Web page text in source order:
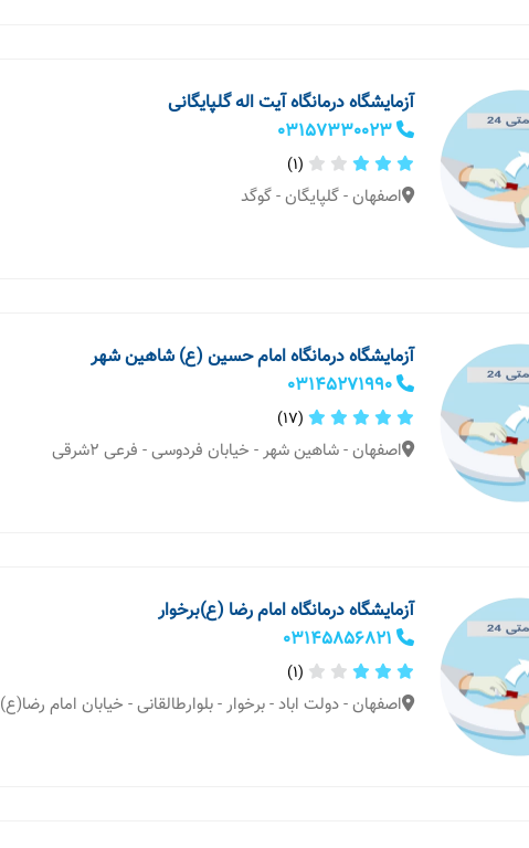
آزمایشگاه درمانگاه آیت اله گلپایگانی
(1)
اصفهان - گلپایگان - گوگد
آزمایشگاه درمانگاه امام حسین (ع) شاهین شهر
(17)
اصفهان - شاهین شهر - خیابان فردوسی - فرعی ۲شرقی
آزمایشگاه درمانگاه امام رضا (ع)برخوار
(1)
اصفهان - دولت اباد - برخوار - بلوارطالقانی - خیابان امام رضا(ع)